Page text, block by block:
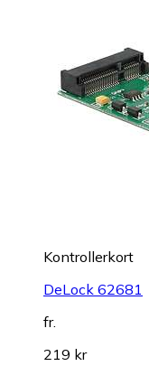
Kontrollerkort
DeLock 62681
fr.
219 kr